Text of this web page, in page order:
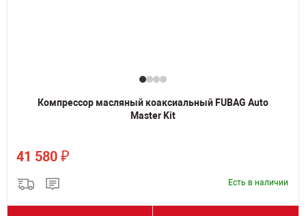
Компрессор масляный коаксиальный FUBAG Auto
Master Kit
41 580 ₽
Есть в наличии